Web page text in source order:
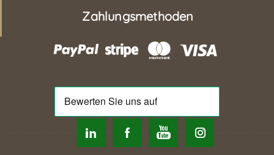
Zahlungsmethoden